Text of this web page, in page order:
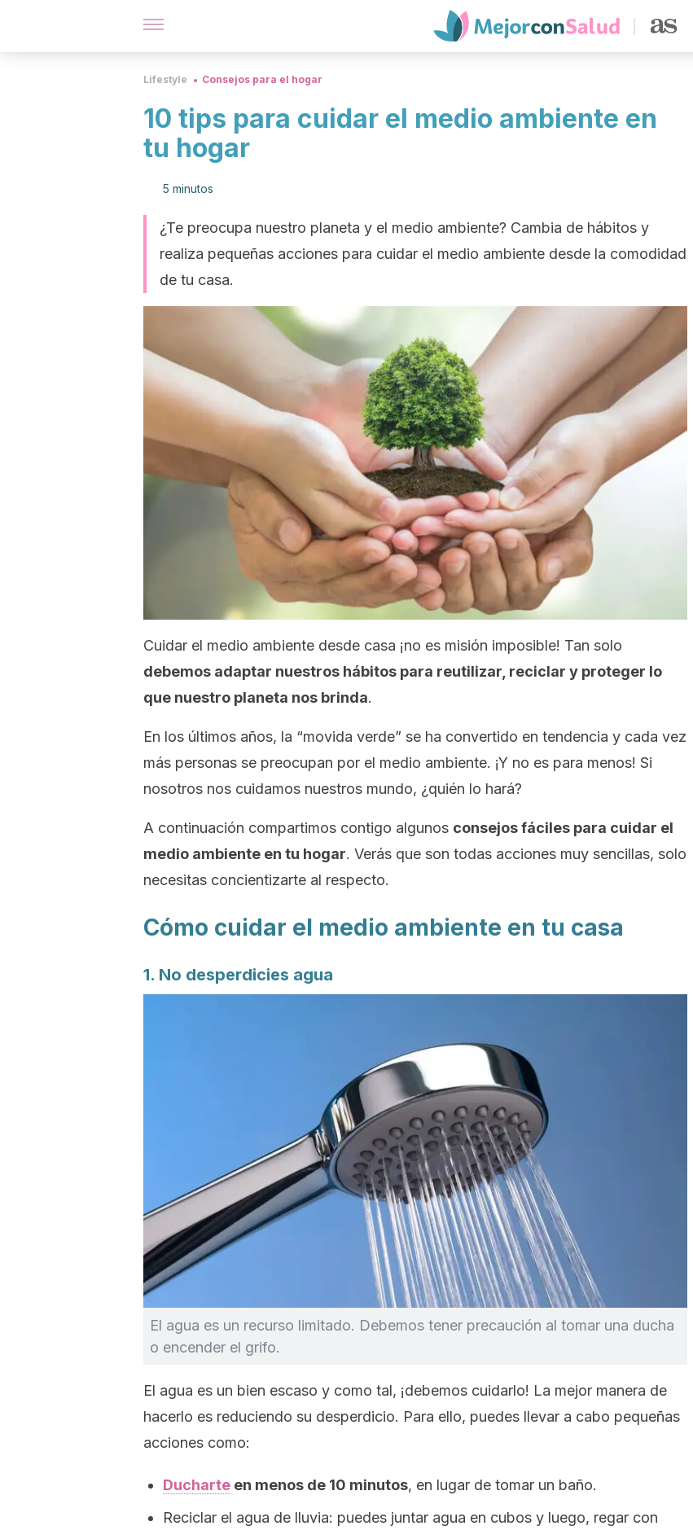
Lifestyle Consejos para el hogar
10 tips para cuidar el medio ambiente en
tu hogar
5 minutos
¿Te preocupa nuestro planeta y el medio ambiente? Cambia de hábitos y
realiza pequeñas acciones para cuidar el medio ambiente desde la comodidad
de tu casa.
Cuidar el medio ambiente desde casa ¡no es misión imposible! Tan solo
debemos adaptar nuestros hábitos para reutilizar, reciclar y proteger lo
que nuestro planeta nos brinda.
En los últimos años, la “movida verde” se ha convertido en tendencia y cada vez
más personas se preocupan por el medio ambiente. ¡Y no es para menos! Si
nosotros nos cuidamos nuestros mundo, ¿quién lo hará?
A continuación compartimos contigo algunos consejos fáciles para cuidar el
medio ambiente en tu hogar. Verás que son todas acciones muy sencillas, solo
necesitas concientizarte al respecto.
Cómo cuidar el medio ambiente en tu casa
1. No desperdicies agua
El agua es un recurso limitado. Debemos tener precaución al tomar una ducha
o encender el grifo.
El agua es un bien escaso y como tal, ¡debemos cuidarlo! La mejor manera de
hacerlo es reduciendo su desperdicio. Para ello, puedes llevar a cabo pequeñas
acciones como:
Ducharte en menos de 10 minutos, en lugar de tomar un baño.
Reciclar el agua de lluvia: puedes juntar agua en cubos y luego, regar con